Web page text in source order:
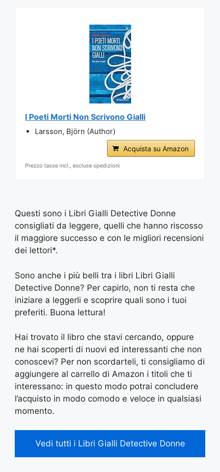
I Poeti Morti Non Scrivono Gialli
Larsson, Björn (Author)
Acquista su Amazon
Prezzo tasse incl., escluse spedizioni
Questi sono i Libri Gialli Detective Donne
consigliati da leggere, quelli che hanno riscosso
il maggiore successo e con le migliori recensioni
dei lettori*.
Sono anche i più belli tra i libri Libri Gialli
Detective Donne? Per capirlo, non ti resta che
iniziare a leggerli e scoprire quali sono i tuoi
preferiti. Buona lettura!
Hai trovato il libro che stavi cercando, oppure
ne hai scoperti di nuovi ed interessanti che non
conoscevi? Per non scordarteli, ti consigliamo di
aggiungere al carrello di Amazon i titoli che ti
interessano: in questo modo potrai concludere
l’acquisto in modo comodo e veloce in qualsiasi
momento.
Vedi tutti i Libri Gialli Detective Donne